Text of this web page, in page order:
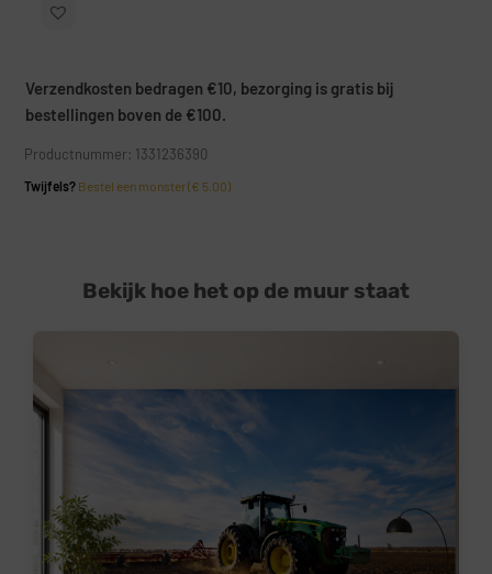
Verzendkosten bedragen €10, bezorging is gratis bij
bestellingen boven de €100.
Productnummer: 1331236390
Twijfels? Bestel een monster (€ 5.00)
Bekijk hoe het op de muur staat